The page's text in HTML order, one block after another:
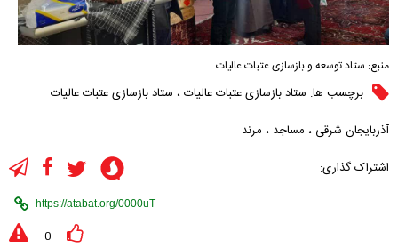
منبع: ستاد توسعه و بازسازی عتبات عالیات
برچسب ها: ستاد بازسازی عتبات عالیات ، ستاد بازسازی عتبات عالیات
آذربایجان شرقی ، مساجد ، مرند
اشتراک گذاری:
0